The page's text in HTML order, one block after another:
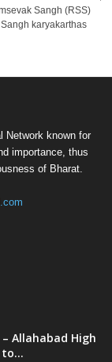
Sangh (RSS)
karyakarthas
Network known for
importance, thus
of Bharat.
– Allahabad High